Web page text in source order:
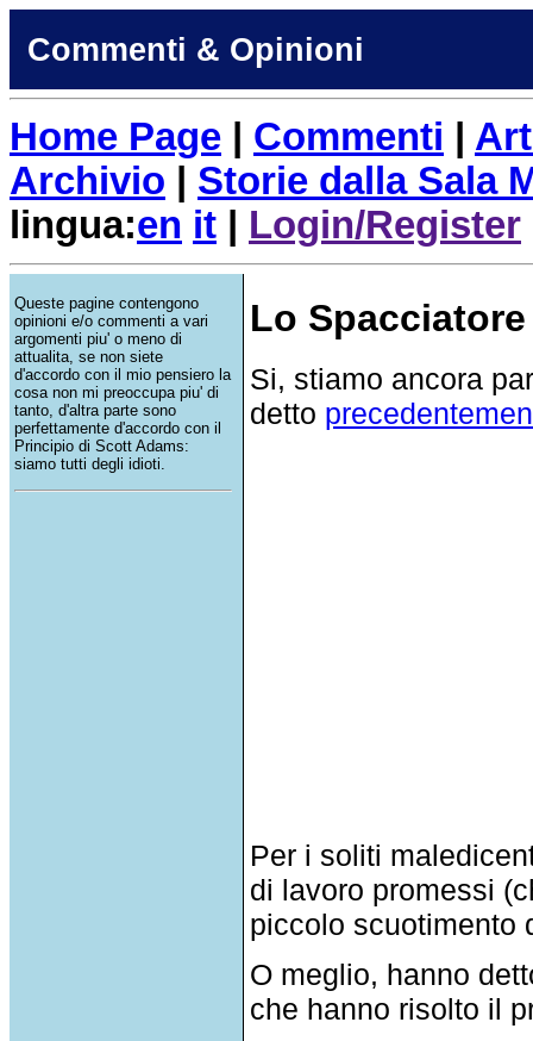
Commenti & Opinioni
Home Page Commenti
Archivio
Storie dalla Sala
lingua:en it Login/Register
Queste pagine contengono
opinioni e/o commenti a vari
argomenti piu' o meno di
attualita, se non siete
d'accordo con il mio pensiero la
cosa non mi preoccupa piu' di
tanto, d'altra parte sono
perfettamente d'accordo con il
Principio di Scott Adams:
siamo tutti degli idioti.
Lo
Si, stiamo ancora
detto
Per i soliti
di lavoro promessi
piccolo scuotimento
O meglio, hanno
che hanno risolto il